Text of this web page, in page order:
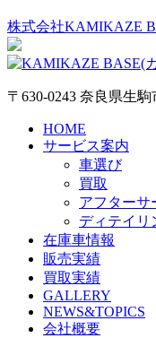
株式会社KAMIKAZE
〒630-0243 奈良県生
HOME
サービス案内
車選び
買取
アフターサ
ディテイリ
在庫車情報
販売実績
買取実績
GALLERY
NEWS&TOPICS
会社概要